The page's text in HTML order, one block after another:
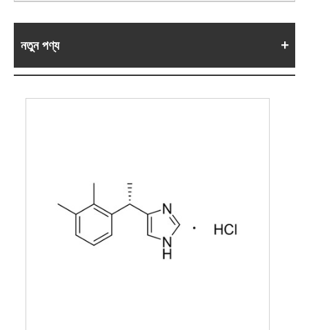
নতুন পণ্য